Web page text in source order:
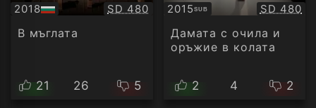
2018
БГ
аудио
Качество:
SD 480
В мъглата
21 26 5
2015SUB
Субтитри SD 480
Дамата с очила и
оръжие в колата
2 4 2